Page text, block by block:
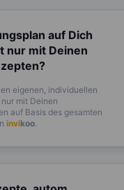
auf Dich
nur mit Deinen
eigenen, individuellen
mit Deinen
auf Basis des gesamten
invikoo